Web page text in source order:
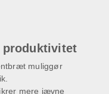
muliggør
mere jævne